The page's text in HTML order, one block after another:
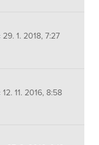
29. 1. 2018, 7:27
12. 11. 2016, 8:58